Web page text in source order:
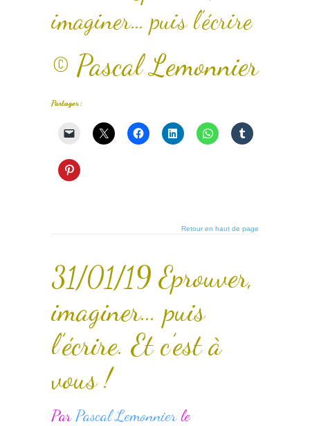
imaginer… puis l’écrire
© Pascal Lemonnier
Partager :
Retour en haut de page
31/01/19 Eprouver,
imaginer… puis
l’écrire. Et c’est à
vous !
Par Pascal Lemonnierle